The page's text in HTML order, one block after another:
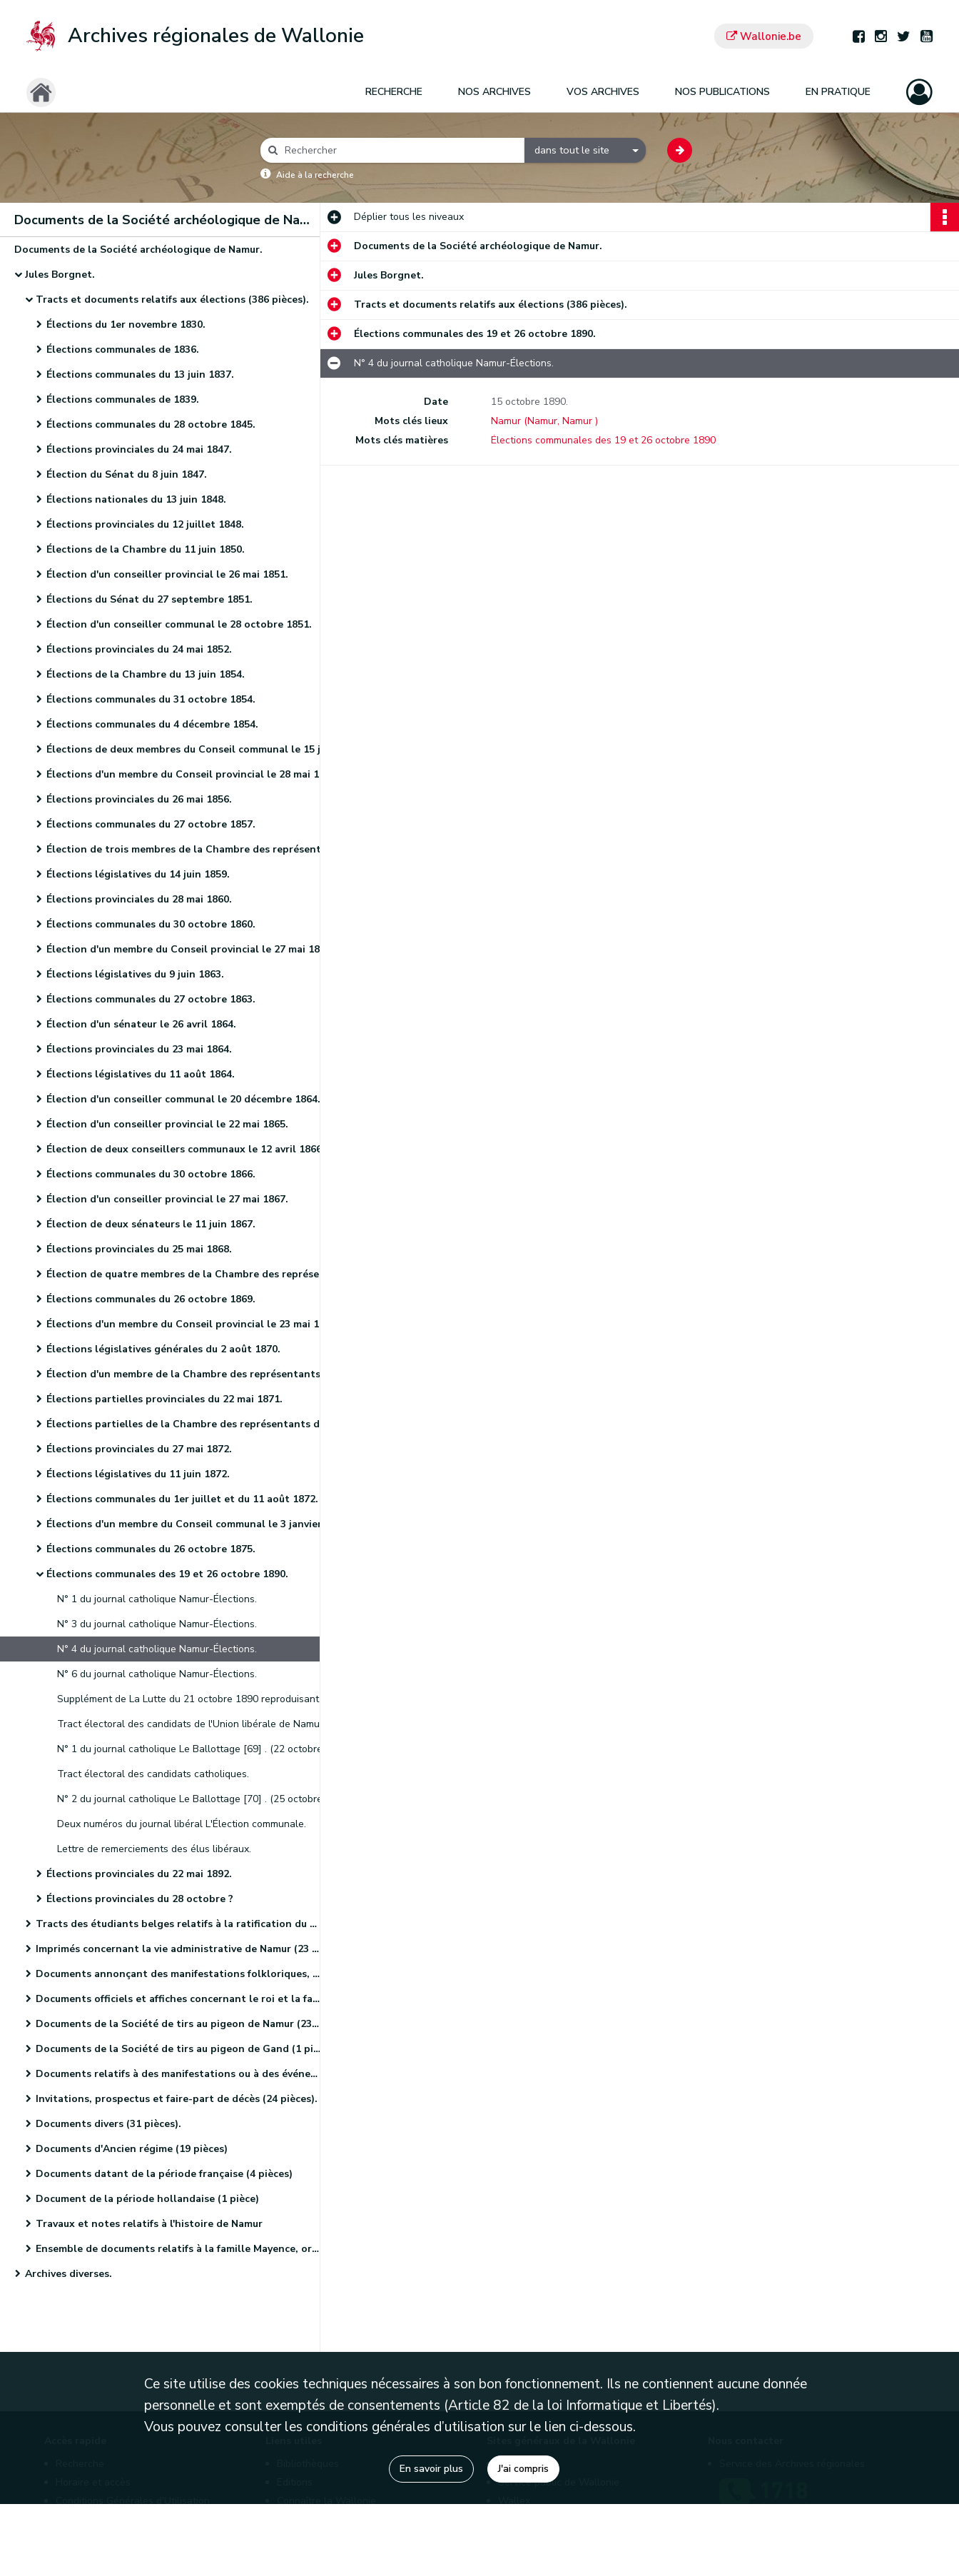
Archives régionales de Wallonie Wallonie.be
RECHERCHE NOS ARCHIVES VOS ARCHIVES NOS PUBLICATIONS EN PRATIQUE
dans tout le site
Aide à la recherche
Documents de la Société archéologique de Namur
Documents de la Société archéologique de Namur.
Jules Borgnet.
Tracts et documents relatifs aux élections (386 pièces).
Élections du 1er novembre 1830.
Élections communales de 1836.
Élections communales du 13 juin 1837.
Élections communales de 1839.
Élections communales du 28 octobre 1845.
Élections provinciales du 24 mai 1847.
Élection du Sénat du 8 juin 1847.
Élections nationales du 13 juin 1848.
Élections provinciales du 12 juillet 1848.
Élections de la Chambre du 11 juin 1850.
Élection d'un conseiller provincial le 26 mai 1851.
Élections du Sénat du 27 septembre 1851.
Élection d'un conseiller communal le 28 octobre 1851.
Élections provinciales du 24 mai 1852.
Élections de la Chambre du 13 juin 1854.
Élections communales du 31 octobre 1854.
Élections communales du 4 décembre 1854.
Élections de deux membres du Conseil communal le 15 janvier 1855.
Élections d'un membre du Conseil provincial le 28 mai 1855.
Élections provinciales du 26 mai 1856.
Élections communales du 27 octobre 1857.
Élection de trois membres de la Chambre des représentants le 10 décembre 1857.
Élections législatives du 14 juin 1859.
Élections provinciales du 28 mai 1860.
Élections communales du 30 octobre 1860.
Élection d'un membre du Conseil provincial le 27 mai 1861.
Élections législatives du 9 juin 1863.
Élections communales du 27 octobre 1863.
Élection d'un sénateur le 26 avril 1864.
Élections provinciales du 23 mai 1864.
Élections législatives du 11 août 1864.
Élection d'un conseiller communal le 20 décembre 1864.
Élection d'un conseiller provincial le 22 mai 1865.
Élection de deux conseillers communaux le 12 avril 1866.
Élections communales du 30 octobre 1866.
Élection d'un conseiller provincial le 27 mai 1867.
Élection de deux sénateurs le 11 juin 1867.
Élections provinciales du 25 mai 1868.
Élection de quatre membres de la Chambre des représentants le 9 juin 1868.
Élections communales du 26 octobre 1869.
Élections d'un membre du Conseil provincial le 23 mai 1870.
Élections législatives générales du 2 août 1870.
Élection d'un membre de la Chambre des représentants le 29 septembre 1870.
Élections partielles provinciales du 22 mai 1871.
Élections partielles de la Chambre des représentants du 27 décembre 1871.
Élections provinciales du 27 mai 1872.
Élections législatives du 11 juin 1872.
Élections communales du 1er juillet et du 11 août 1872.
Élections d'un membre du Conseil communal le 3 janvier 1873.
Élections communales du 26 octobre 1875.
Élections communales des 19 et 26 octobre 1890.
N° 1 du journal catholique Namur-Élections.
N° 3 du journal catholique Namur-Élections.
N° 4 du journal catholique Namur-Élections.
N° 6 du journal catholique Namur-Élections.
Tract électoral des candidats de l'Union libérale de Namur.
Tract électoral des candidats catholiques.
Deux numéros du journal libéral L'Élection communale.
Lettre de remerciements des élus libéraux.
Élections provinciales du 22 mai 1892.
Élections provinciales du 28 octobre ?
Tracts des étudiants belges relatifs à la ratification du Traité des XXIV articles (4 pièces).
Imprimés concernant la vie administrative de Namur (23 pièces).
Documents annonçant des manifestations folkloriques, culturelles et sportives. (46 pièces)
Documents officiels et affiches concernant le roi et la famille royale (18 pièces)
Documents de la Société de tirs au pigeon de Namur (23 pièces)
Documents de la Société de tirs au pigeon de Gand (1 pièce).
Documents relatifs à des manifestations ou à des événements religieux (41 pièces)
Invitations, prospectus et faire-part de décès (24 pièces).
Documents divers (31 pièces).
Documents d'Ancien régime (19 pièces)
Documents datant de la période française (4 pièces)
Document de la période hollandaise (1 pièce)
Travaux et notes relatifs à l'histoire de Namur
Ensemble de documents relatifs à la famille Mayence, originaire de Metz (4 pièces)
Archives diverses.
Dépliertous les niveaux
Documents de la Société archéologique de Namur.
Jules Borgnet.
Tracts et documents relatifs aux élections (386 pièces).
Élections communales des 19 et 26 octobre 1890.
N° 4 du journal catholique Namur-Élections.
Date
15 octobre 1890.
Mots clés lieux
Namur (Namur, Namur )
Mots clés matières
Élections communales des 19 et 26 octobre 1890
Conditions Générales d'Utilisation
Connaître la Wallonie
Wallonie.be
Service public de Wallonie
Wallex
Ce site utilise des cookies techniques nécessaires à son bon fonctionnement. Ils ne contiennent aucune donnée
personnelle et sont exemptés de consentements (Article 82 de la loi Informatique et Libertés).
Vous pouvez consulter les conditions générales d’utilisation sur le lien ci-dessous.
En savoir plus J'ai compris